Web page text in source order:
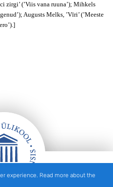
zirgi’ (’Viis vana ruuna’); Mihkels
Augusts Melks, ’Vīri’ (’Meeste
experience. Read more about the